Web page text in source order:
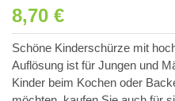
8,70 €
Schöne Kinderschürze mit
Auflösung ist für Jungen und
Kinder beim Kochen oder